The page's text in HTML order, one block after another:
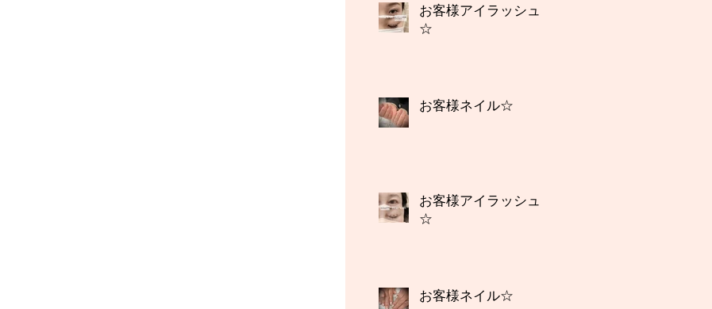
お客様アイラッシュ
☆
お客様ネイル☆
お客様アイラッシュ
☆
お客様ネイル☆